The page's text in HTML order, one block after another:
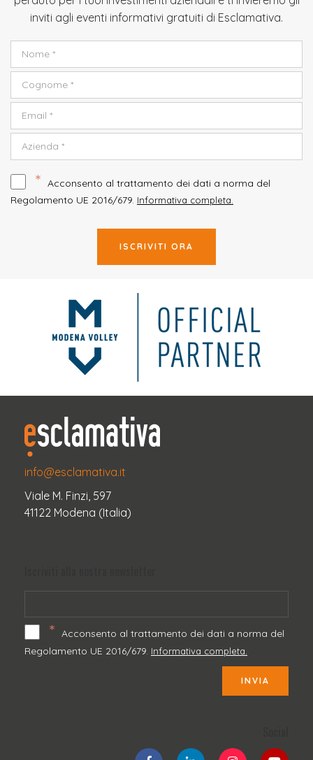
inviti agli eventi informativi gratuiti di Esclamativa.
* Acconsento al trattamento dei dati a norma del
Regolamento UE 2016/679. Informativa completa.
ISCRIVITI ORA
info@esclamativa.it
Viale M. Finzi, 597
41122 Modena (Italia)
* Acconsento al trattamento dei dati a norma del
Regolamento UE 2016/679. Informativa completa.
INVIA